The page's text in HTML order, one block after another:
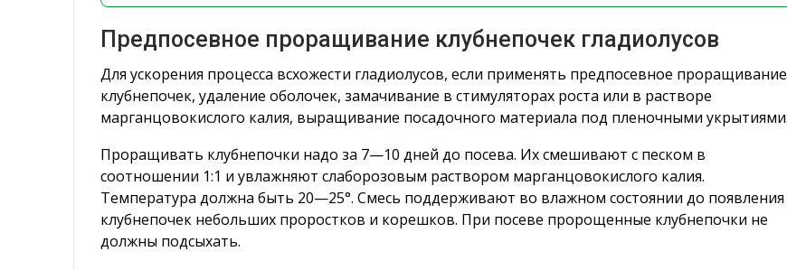
Предпосевное проращивание клубнепочек гладиолусов
Для ускорения процесса всхожести гладиолусов, если применять предпосевное проращивание
клубнепочек, удаление оболочек, замачивание в стимуляторах роста или в растворе
марганцовокислого калия, выращивание посадочного материала под пленочными укрытиями.
Проращивать клубнепочки надо за 7—10 дней до посева. Их смешивают с песком в
соотношении 1:1 и увлажняют слаборозовым раствором марганцовокислого калия.
Температура должна быть 20—25°. Смесь поддерживают во влажном состоянии до появления
клубнепочек небольших проростков и корешков. При посеве пророщенные клубнепочки не
должны подсыхать.